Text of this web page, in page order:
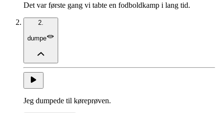
Det var første gang vi tabte en fodboldkamp i lang tid.
2.
dumpe
Jeg dumpede til køreprøven.